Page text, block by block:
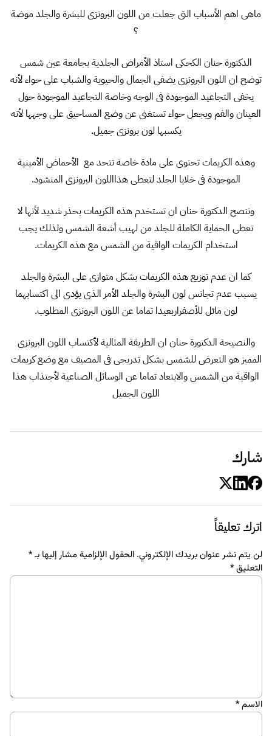
ماهى اهم الأسباب التى جعلت من اللون البرونزى للبشرة والجلد موضة
؟
الدكتورة حنان الكحكى استاذ الأمراض الجلدية بجامعة عين شمس
توضح ان اللون البرونزى يضفى الجمال والحيوية والشباب على حواء لأنه
يخفى التجاعيد الموجودة فى الوجه وخاصة التجاعيد الموجودة حول
العينان والفم ويجعل حواء تستغنى عن وضع المساحيق على وجهها لأنه
يكسبها لون برونزى جميل.
وهذه الكريمات تحتوى على مادة خاصة تتحد مع الأحماض الأمينية
الموجودة فى خلايا الجلد لتعطى هذااللون البرونزى المنشود.
وتنصح الدكتورة حنان ان تستخدم هذه الكريمات بحذر شديد لأنها لا
تعطى الحماية الكاملة للجلد من لهيب أشعة الشمس ولذلك يجب
استخدام الكريمات الواقية من الشمس مع هذه الكريمات.
كما ان عدم توزيع هذه الكريمات بشكل متوازى على البشرة والجلد
يسبب عدم تجانس لون البشرة والجلد الأمر الذى يؤدى الى اكتسابهما
لون مائل للأصفراربعيدا تماما عن اللون البرونزى المطلوب.
والنصيحة الدكتورة حنان ان الطريقة المثالية لأكتساب اللون البرونزى
المميز هو التعرض للشمس بشكل تدريجى فى المصيف مع وضع كريمات
الواقية من الشمس والابتعاد تماما عن الوسائل الصناعية لأجتذاب هذا
اللون الجميل
شارك
اترك تعليقاً
لن يتم نشر عنوان بريدك الإلكتروني. الحقول الإلزامية مشار إليها بـ*
التعليق*
الاسم*